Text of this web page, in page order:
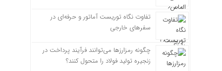
تفاوت نگاه توریست آماتور و حرفه‌ای در
سفرهای خارجی
چگونه رمزارزها می‌توانند فرآیند پرداخت در
زنجیره تولید فولاد را متحول کنند؟